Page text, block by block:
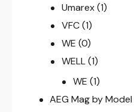
Umarex (1)
VFC (1)
WE (0)
WELL (1)
WE (1)
AEG Mag by Model